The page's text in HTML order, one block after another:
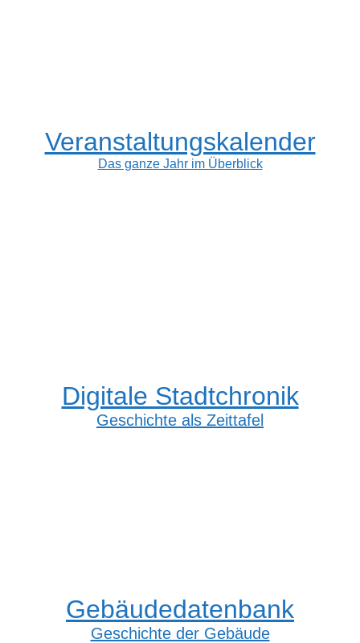
Veranstaltungskalender
Das ganze Jahr im Überblick
Digitale Stadtchronik
Geschichte als Zeittafel
Gebäudedatenbank
Geschichte der Gebäude